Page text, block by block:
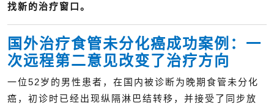
找新的治疗窗口。
国外治疗食管未分化癌成功案例：一
次远程第二意见改变了治疗方向
一位52岁的男性患者，在国内被诊断为晚期食管未分化
癌，初诊时已经出现纵隔淋巴结转移，并接受了同步放